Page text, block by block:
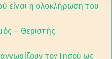
είναι η ολοκλήρωση του
– Θεριστής
τον Ιησού ως